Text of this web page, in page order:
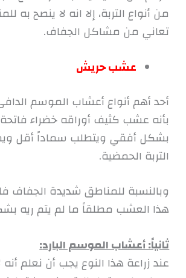
من أنواع التربة، إلا انه لا ينصح به
تعاني من مشاكل الجفاف.
عشب حريش
أحد أهم أنواع أعشاب الموسم
بأنه عشب كثيف أوراقه خضراء
بشكل أفقي ويتطلب سماداً أقل
التربة الحمضية.
وبالنسبة للمناطق شديدة الجفاف
هذا العشب مطلقاً ما لم يتم ريه
ثانياً: أعشاب الموسم البارد:
عند زراعة هذا النوع يجب أن نعلم